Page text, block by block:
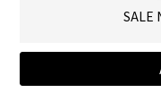
SALE